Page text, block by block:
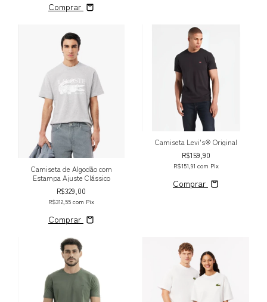
Comprar
Camiseta de Algodão com
Estampa Ajuste Clássico
R$329,00
R$312,55 com Pix
Comprar
Camiseta Levi's® Original
R$159,90
R$151,91 com Pix
Comprar